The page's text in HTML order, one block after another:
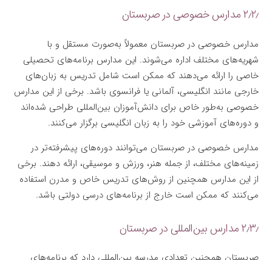
۲٫۲٫ مدارس خصوصی در صربستان
مدارس خصوصی در صربستان معمولاً به‌صورت مستقل و با
شهریه‌های مختلف اداره می‌شوند. این مدارس برنامه‌های تحصیلی
خاصی را ارائه می‌دهند که ممکن است شامل تدریس به زبان‌های
خارجی مانند انگلیسی، آلمانی یا فرانسوی باشد. برخی از این مدارس
خصوصی به‌طور خاص برای دانش‌آموزان بین‌المللی طراحی شده‌اند
و دوره‌های آموزشی خود را به زبان انگلیسی برگزار می‌کنند.
مدارس خصوصی در صربستان می‌توانند دوره‌های پیشرفته‌تر در
زمینه‌های مختلف، از جمله هنر، ورزش و موسیقی، ارائه دهند. برخی
از این مدارس همچنین از روش‌های تدریس خاص و مدرن استفاده
می‌کنند که ممکن است خارج از برنامه‌های درسی دولتی باشد.
۲٫۳٫ مدارس بین‌المللی در صربستان